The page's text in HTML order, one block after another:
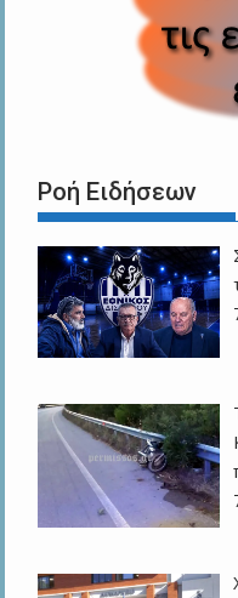
Ροή Ειδήσεων